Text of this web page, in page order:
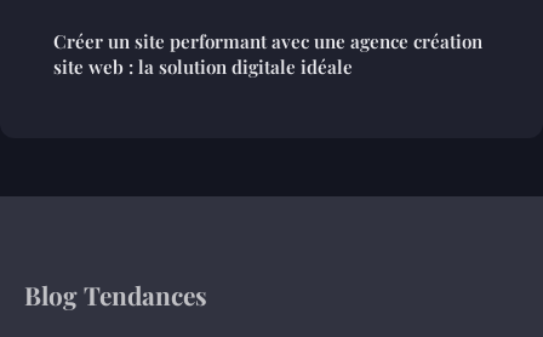
Créer un site performant avec une agence création
site web : la solution digitale idéale
Blog Tendances